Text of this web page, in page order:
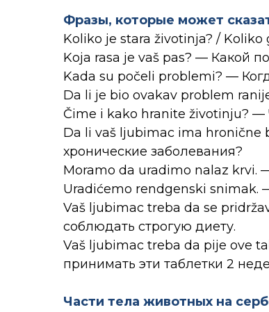
Фразы, которые может
Koliko je stara životinja? /
Koja rasa je vaš pas? — Какой
Kada su počeli problemi? —
Da li je bio ovakav problem
Čime i kako hranite životinju?
Da li vaš ljubimac ima hronične
хронические заболевания?
Moramo da uradimo nalaz krvi.
Uradićemo rendgenski snimak.
Vaš ljubimac treba da se
соблюдать строгую диету.
Vaš ljubimac treba da pije ove
принимать эти таблетки 2
Части тела животных на